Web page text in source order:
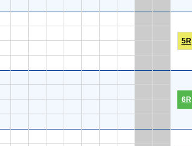
5R
6R